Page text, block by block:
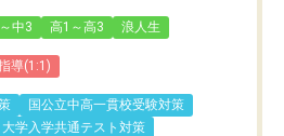
中3 高1～高3 浪人生
導(1:1)
国公立中高一貫校受験対策
大学入学共通テスト対策